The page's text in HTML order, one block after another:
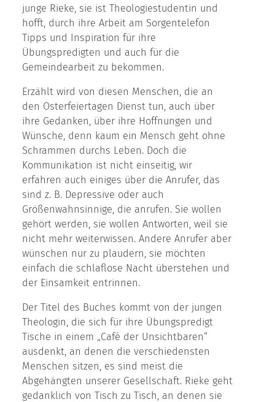
junge Rieke, sie ist Theologiestudentin und
hofft, durch ihre Arbeit am Sorgentelefon
Tipps und Inspiration für ihre
Übungspredigten und auch für die
Gemeindearbeit zu bekommen.
Erzählt wird von diesen Menschen, die an
den Osterfeiertagen Dienst tun, auch über
ihre Gedanken, über ihre Hoffnungen und
Wünsche, denn kaum ein Mensch geht ohne
Schrammen durchs Leben. Doch die
Kommunikation ist nicht einseitig, wir
erfahren auch einiges über die Anrufer, das
sind z. B. Depressive oder auch
Größenwahnsinnige, die anrufen. Sie wollen
gehört werden, sie wollen Antworten, weil sie
nicht mehr weiterwissen. Andere Anrufer aber
wünschen nur zu plaudern, sie möchten
einfach die schlaflose Nacht überstehen und
der Einsamkeit entrinnen.
Der Titel des Buches kommt von der jungen
Theologin, die sich für ihre Übungspredigt
Tische in einem „Café der Unsichtbaren“
ausdenkt, an denen die verschiedensten
Menschen sitzen, es sind meist die
Abgehängten unserer Gesellschaft. Rieke geht
gedanklich von Tisch zu Tisch, an denen sie